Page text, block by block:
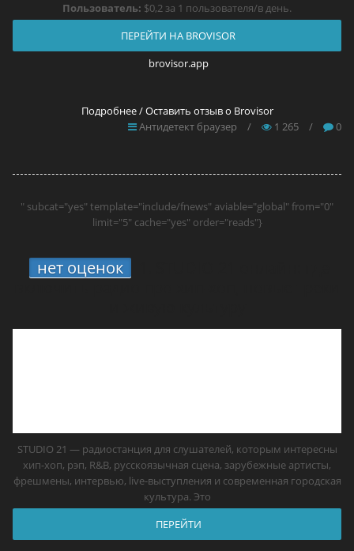
Пользователь: $0,2 за 1 пользователя/в день.
ПЕРЕЙТИ НА BROVISOR
brovisor.app
Подробнее / Оставить отзыв о Brovisor
Антидетект браузер
/ 1 265 / 0
" subcat="yes" template="include/fnews" aviable="global" from="0"
limit="5" cache="yes" order="reads"}
нет оценок
STUDIO 21 — радиостанция для слушателей, которым интересны
хип-хоп, рэп, R&B, русскоязычная сцена, зарубежные артисты,
фрешмены, интервью, live-выступления и современная городская
культура. Это
ПЕРЕЙТИ